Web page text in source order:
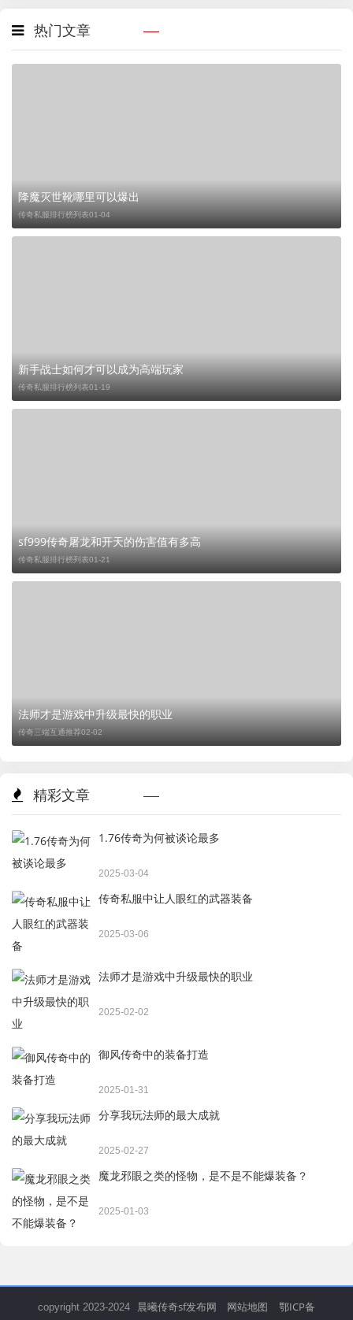
热门文章
降魔灭世靴哪里可以爆出
传奇私服排行榜列表01-04
新手战士如何才可以成为高端玩家
传奇私服排行榜列表01-19
sf999传奇屠龙和开天的伤害值有多高
传奇私服排行榜列表01-21
法师才是游戏中升级最快的职业
传奇三端互通推荐02-02
精彩文章
1.76传奇为何被谈论最多
2025-03-04
传奇私服中让人眼红的武器装备
2025-03-06
法师才是游戏中升级最快的职业
2025-02-02
御风传奇中的装备打造
2025-01-31
分享我玩法师的最大成就
2025-02-27
魔龙邪眼之类的怪物，是不是不能爆装备？
2025-01-03
copyright 2023-2024 晨曦传奇sf发布网 网站地图 鄂ICP备